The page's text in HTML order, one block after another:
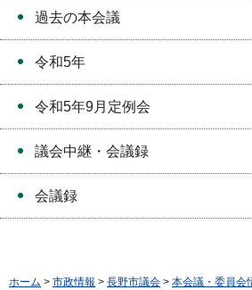
過去の本会議
令和5年
令和5年9月定例会
議会中継・会議録
会議録
ホーム > 市政情報 > 長野市議会 > 本会議・委員会